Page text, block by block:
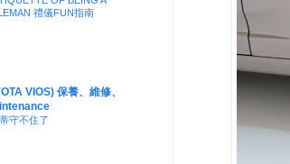
禮儀FUN指南
VIOS) 保養、維修、
守不住了